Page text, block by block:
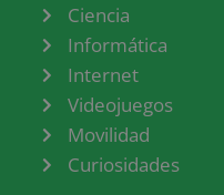
Ciencia
Informática
Internet
Videojuegos
Movilidad
Curiosidades